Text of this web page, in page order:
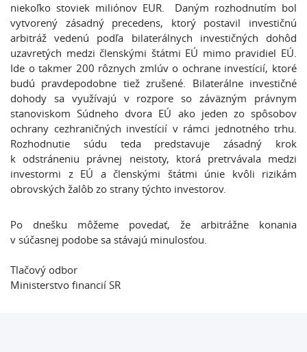
niekoľko stoviek miliónov EUR. Daným rozhodnutím bol
vytvorený zásadný precedens, ktorý postavil investičnú
arbitráž vedenú podľa bilaterálnych investičných dohôd
uzavretých medzi členskými štátmi EÚ mimo pravidiel EÚ.
Ide o takmer 200 rôznych zmlúv o ochrane investícií, ktoré
budú pravdepodobne tiež zrušené. Bilaterálne investičné
dohody sa využívajú v rozpore so záväzným právnym
stanoviskom Súdneho dvora EÚ ako jeden zo spôsobov
ochrany cezhraničných investícií v rámci jednotného trhu.
Rozhodnutie súdu teda predstavuje zásadný krok
k odstráneniu právnej neistoty, ktorá pretrvávala medzi
investormi z EÚ a členskými štátmi únie kvôli rizikám
obrovských žalôb zo strany týchto investorov.
Po dnešku môžeme povedať, že arbitrážne konania
v súčasnej podobe sa stávajú minulosťou.
Tlačový odbor
Ministerstvo financií SR